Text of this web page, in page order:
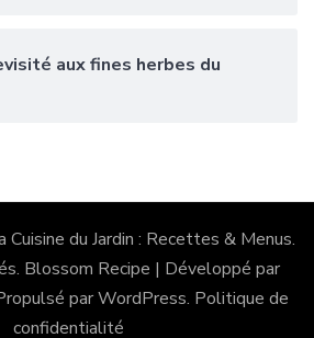
aux fines herbes du
Cuisine du Jardin : Recettes & Menus.
Blossom Recipe | Développé par
parWordPress. Politique de
confidentialité